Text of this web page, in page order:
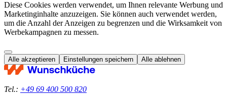
Diese Cookies werden verwendet, um Ihnen relevante Werbung und
Marketinginhalte anzuzeigen. Sie können auch verwendet werden,
um die Anzahl der Anzeigen zu begrenzen und die Wirksamkeit von
Werbekampagnen zu messen.
Alle akzeptieren Einstellungen speichern Alle ablehnen
Tel.: +49 69 400 500 820